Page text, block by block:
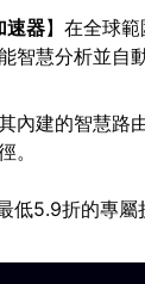
速器】在全球
智慧分析並自
內建的智慧路
。
低5.9折的專屬